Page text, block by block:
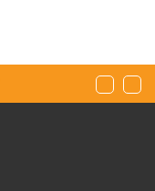
mieć